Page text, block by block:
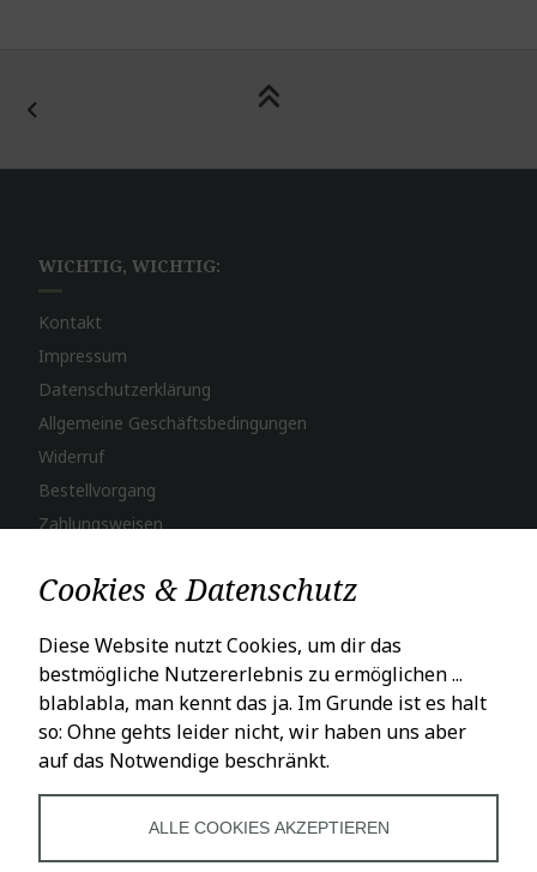
WICHTIG, WICHTIG:
Kontakt
Impressum
Datenschutzerklärung
Allgemeine Geschäftsbedingungen
Widerruf
Bestellvorgang
Zahlungsweisen
Mo – Fr: 10 – 18 Uhr
Sa: 10 – 16 Uhr
Cookies & Datenschutz
Diese Website nutzt Cookies, um dir das
bestmögliche Nutzererlebnis zu ermöglichen ...
blablabla, man kennt das ja. Im Grunde ist es halt
so: Ohne gehts leider nicht, wir haben uns aber
auf das Notwendige beschränkt.
ALLE COOKIES AKZEPTIEREN